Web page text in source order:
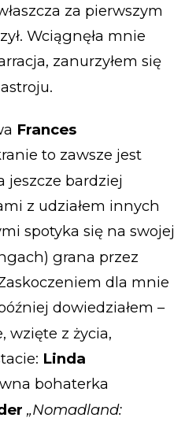
za pierwszym
Wciągnęła mnie
zanurzyłem się
Frances
to zawsze jest
jeszcze bardziej
z udziałem innych
spotyka się na swojej
grana przez
dla mnie
dowiedziałem –
wzięte z życia,
Linda
bohaterka
„Nomadland: